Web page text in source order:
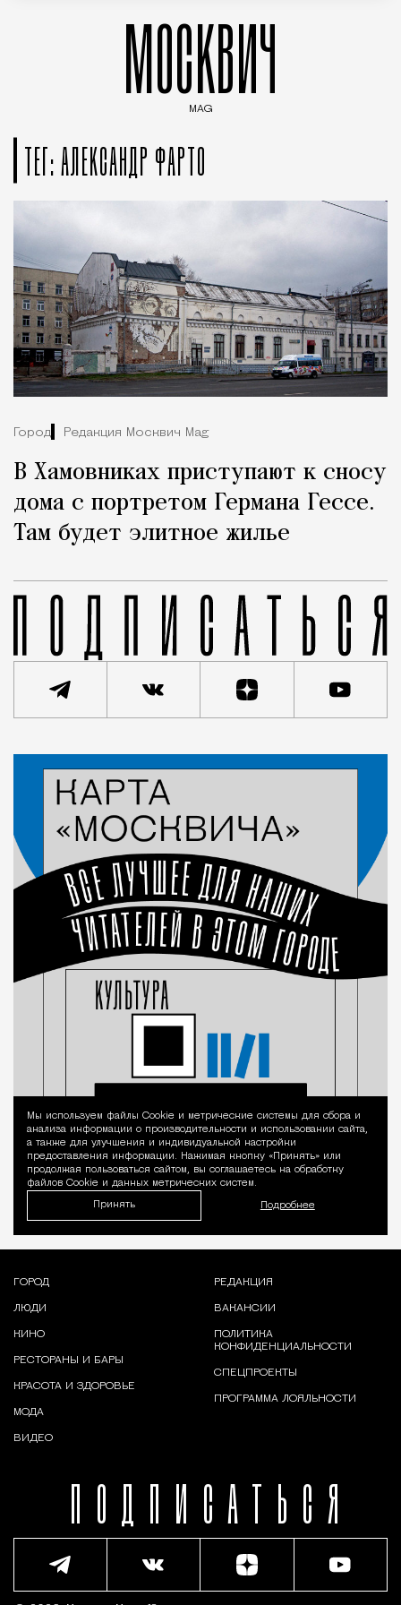
МОСКВИЧ
MAG
ТЕГ: АЛЕКСАНДР ФАРТО
Город Редакция Москвич Mag
В Хамовниках приступают к сносу
дома с портретом Германа Гессе.
Там будет элитное жилье
Уведомление
Мы используем файлы Сookie и метрические системы для сбора и
анализа информации о производительности и использовании сайта,
а также для улучшения и индивидуальной настройки
предоставления информации. Нажимая кнопку «Принять» или
продолжая пользоваться сайтом, вы соглашаетесь на обработку
файлов Cookie и данных метрических систем.
Принять Подробнее
ПОДПИСАТЬСЯ
ГОРОД
ЛЮДИ
КИНО
РЕСТОРАНЫ И БАРЫ
КРАСОТА И ЗДОРОВЬЕ
МОДА
ВИДЕО
РЕДАКЦИЯ
ВАКАНСИИ
ПОЛИТИКА
КОНФИДЕНЦИАЛЬНОСТИ
СПЕЦПРОЕКТЫ
ПРОГРАММА ЛОЯЛЬНОСТИ